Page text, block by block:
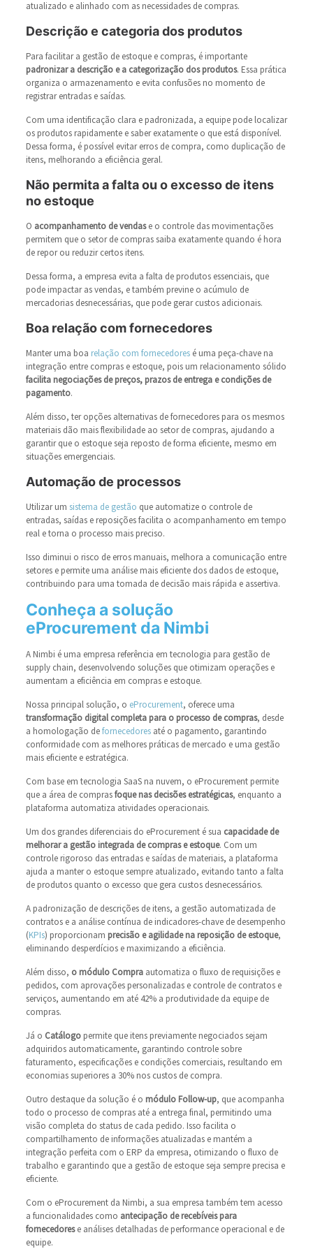
atualizado e alinhado com as necessidades de compras.
Descrição e categoria dos produtos
Para facilitar a gestão de estoque e compras, é importante
padronizar a descrição e a categorização dos produtos. Essa prática
organiza o armazenamento e evita confusões no momento de
registrar entradas e saídas.
Com uma identificação clara e padronizada, a equipe pode localizar
os produtos rapidamente e saber exatamente o que está disponível.
Dessa forma, é possível evitar erros de compra, como duplicação de
itens, melhorando a eficiência geral.
Não permita a falta ou o excesso de itens
no estoque
O acompanhamento de vendase o controle das movimentações
permitem que o setor de compras saiba exatamente quando é hora
de repor ou reduzir certos itens.
Dessa forma, a empresa evita a falta de produtos essenciais, que
pode impactar as vendas, e também previne o acúmulo de
mercadorias desnecessárias, que pode gerar custos adicionais.
Boa relação com fornecedores
Manter uma boa relação com fornecedoresé uma peça-chave na
integração entre compras e estoque, pois um relacionamento sólido
facilita negociações de preços, prazos de entrega e condições de
pagamento.
Além disso, ter opções alternativas de fornecedores para os mesmos
materiais dão mais flexibilidade ao setor de compras, ajudando a
garantir que o estoque seja reposto de forma eficiente, mesmo em
situações emergenciais.
Automação de processos
Utilizar um sistema de gestão que automatize o controle de
entradas, saídas e reposições facilita o acompanhamento em tempo
real e torna o processo mais preciso.
Isso diminui o risco de erros manuais, melhora a comunicação entre
setores e permite uma análise mais eficiente dos dados de estoque,
contribuindo para uma tomada de decisão mais rápida e assertiva.
Conheça a solução
eProcurement da Nimbi
A Nimbi é uma empresa referência em tecnologia para gestão de
supply chain, desenvolvendo soluções que otimizam operações e
aumentam a eficiência em compras e estoque.
Nossa principal solução, o eProcurement, oferece uma
transformação digital completa para o processo de compras, desde
a homologação defornecedoresaté o pagamento, garantindo
conformidade com as melhores práticas de mercado e uma gestão
mais eficiente e estratégica.
Com base em tecnologia SaaS na nuvem, o eProcurement permite
que a área de comprasfoque nas decisões estratégicas, enquanto a
plataforma automatiza atividades operacionais.
Um dos grandes diferenciais do eProcurement é sua capacidade de
melhorar a gestão integrada de compras e estoque. Com um
controle rigoroso das entradas e saídas de materiais, a plataforma
ajuda a manter o estoque sempre atualizado, evitando tanto a falta
de produtos quanto o excesso que gera custos desnecessários.
A padronização de descrições de itens, a gestão automatizada de
contratos e a análise contínua de indicadores-chave de desempenho
(KPIs) proporcionam precisão e agilidade na reposição de estoque,
eliminando desperdícios e maximizando a eficiência.
Além disso, o módulo Compraautomatiza o fluxo de requisições e
pedidos, com aprovações personalizadas e controle de contratos e
serviços, aumentando em até 42% a produtividade da equipe de
compras.
Já o Catálogopermite que itens previamente negociados sejam
adquiridos automaticamente, garantindo controle sobre
faturamento, especificações e condições comerciais, resultando em
economias superiores a 30% nos custos de compra.
Outro destaque da solução é o módulo Follow-up, que acompanha
todo o processo de compras até a entrega final, permitindo uma
visão completa do status de cada pedido. Isso facilita o
compartilhamento de informações atualizadas e mantém a
integração perfeita com o ERP da empresa, otimizando o fluxo de
trabalho e garantindo que a gestão de estoque seja sempre precisa e
eficiente.
Com o eProcurement da Nimbi, a sua empresa também tem acesso
a funcionalidades como antecipação de recebíveis para
fornecedorese análises detalhadas de performance operacional e de
equipe.